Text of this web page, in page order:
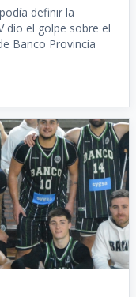
definir la
dio el golpe sobre el
Banco Provincia